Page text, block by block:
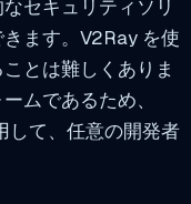
セキュリティソリ
ます。V2Ray を使
とは難しくありま
ムであるため、
して、任意の開発者